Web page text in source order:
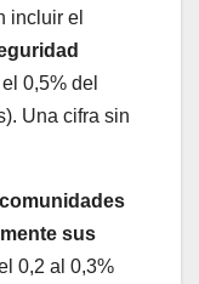
incluir el
0,5% del
Una cifra sin
comunidades
sus
0,2 al 0,3%